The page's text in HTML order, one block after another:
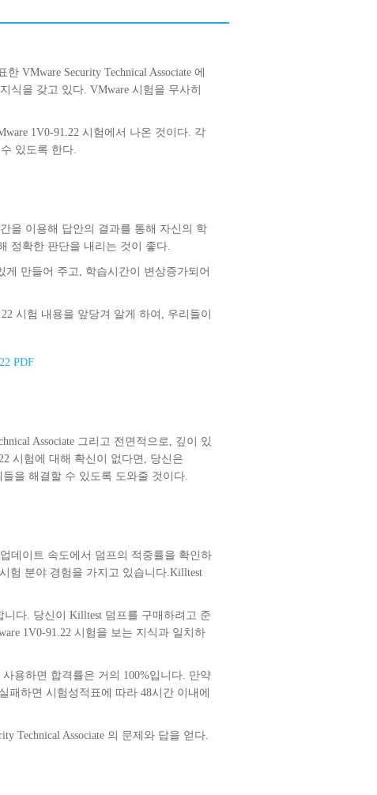
VMware Security Technical Associate 에
식을 갖고 있다. VMware 시험을 무사히
1V0-91.22 시험에서 나온 것이다. 각
있도록 한다.
을 이용해 답안의 결과를 통해 자신의 학
정확한 판단을 내리는 것이 좋다.
만들어 주고, 학습시간이 변상증가되어
시험 내용을 앞당겨 알게 하여, 우리들이
PDF
Associate 그리고 전면적으로, 깊이 있
시험에 대해 확신이 없다면, 당신은
을 해결할 수 있도록 도와줄 것이다.
데이트 속도에서 덤프의 적중률을 확인하
험 분야 경험을 가지고 있습니다.Killtest
다. 당신이 Killtest 덤프를 구매하려고 준
1V0-91.22 시험을 보는 지식과 일치하
용하면 합격률은 거의 100%입니다. 만약
패하면 시험성적표에 따라 48시간 이내에
Technical Associate 의 문제와 답을 얻다.